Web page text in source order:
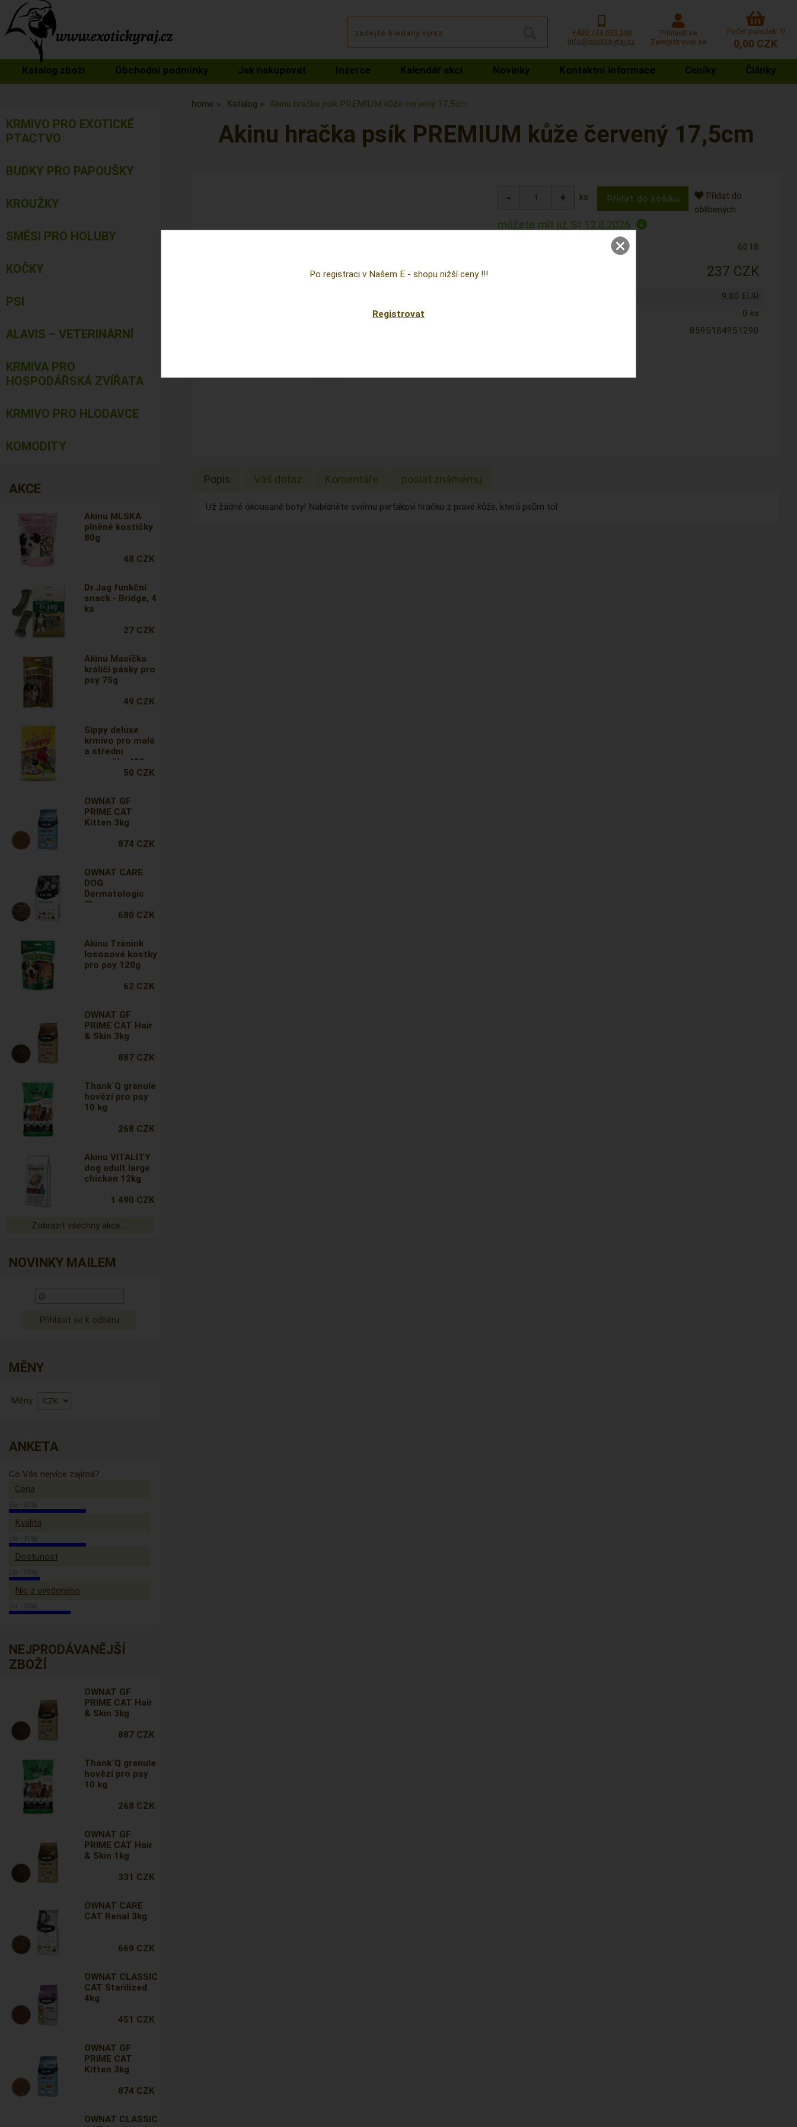
+420 774 699 268
info@exotickyraj.cz
Přihlásit se
Zaregistrovat se
Počet položek: 0
0,00 CZK
Katalog zboží Obchodní podmínky Jak nakupovat Inzerce Kalendář akcí Novinky Kontaktní informace Ceníky Články
home Katalog Akinu hračka psík PREMIUM kůže červený 17,5cm
Akinu hračka psík PREMIUM kůže červený 17,5cm
ks
Přidat do
oblíbených
můžete mít již St 12.8.2026
6018
237 CZK
9,80 EUR
0 ks
8595184951290
Popis Váš dotaz Komentáře poslat známému
Už žádné okousané boty! Nabídněte svému parťákovi hračku z pravé kůže, která psům tol
KRMIVO PRO EXOTICKÉ
PTACTVO
BUDKY PRO PAPOUŠKY
KROUŽKY
SMĚSI PRO HOLUBY
KOČKY
PSI
ALAVIS – VETERINÁRNÍ
KRMIVA PRO
HOSPODÁŘSKÁ ZVÍŘATA
KRMIVO PRO HLODAVCE
KOMODITY
AKCE
Akinu MLSKA
plněné kostičky
80g
48 CZK
Dr.Jag funkční
snack - Bridge, 4
ks
27 CZK
Akinu Masíčka
králičí pásky pro
psy 75g
49 CZK
Sippy deluxe
krmivo pro malé
a střední
papoušky 450g
50 CZK
OWNAT GF
PRIME CAT
Kitten 3kg
874 CZK
OWNAT CARE
DOG
Dermatologic
3kg
680 CZK
Akinu Trénink
lososové kostky
pro psy 120g
62 CZK
OWNAT GF
PRIME CAT Hair
& Skin 3kg
887 CZK
Thank´Q granule
hovězí pro psy
10 kg
268 CZK
Akinu VITALITY
dog adult large
chicken 12kg
1 490 CZK
Zobrazit všechny akce ...
NOVINKY MAILEM
MĚNY
Měny
ANKETA
Co Vás nejvíce zajímá?
Cena
(5x - 31%)
Kvalita
(5x - 31%)
Dostunost
(2x - 13%)
Nic z uvedeného
(4x - 25%)
NEJPRODÁVANĚJŠÍ
ZBOŽÍ
OWNAT GF
PRIME CAT Hair
& Skin 3kg
887 CZK
Thank´Q granule
hovězí pro psy
10 kg
268 CZK
OWNAT GF
PRIME CAT Hair
& Skin 1kg
331 CZK
OWNAT CARE
CAT Renal 3kg
669 CZK
OWNAT CLASSIC
CAT Sterilized
4kg
451 CZK
OWNAT GF
PRIME CAT
Kitten 3kg
874 CZK
OWNAT CLASSIC
Po registraci v Našem E - shopu nižší ceny !!!
Registrovat